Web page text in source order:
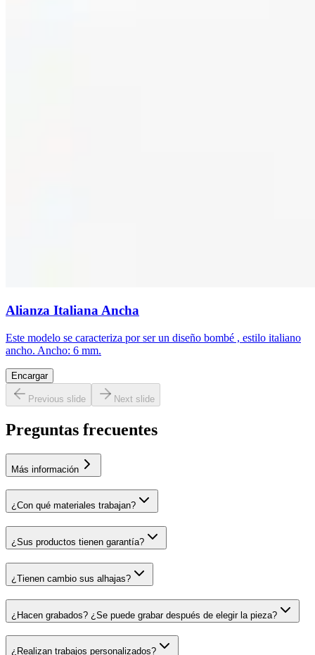
Alianza Italiana Ancha
Este modelo se caracteriza por ser un diseño bombé , estilo italiano
ancho. Ancho: 6 mm.
Encargar
Previous slide Next slide
Preguntas frecuentes
Más información
¿Con qué materiales trabajan?
¿Sus productos tienen garantía?
¿Tienen cambio sus alhajas?
¿Hacen grabados? ¿Se puede grabar después de elegir la pieza?
¿Realizan trabajos personalizados?